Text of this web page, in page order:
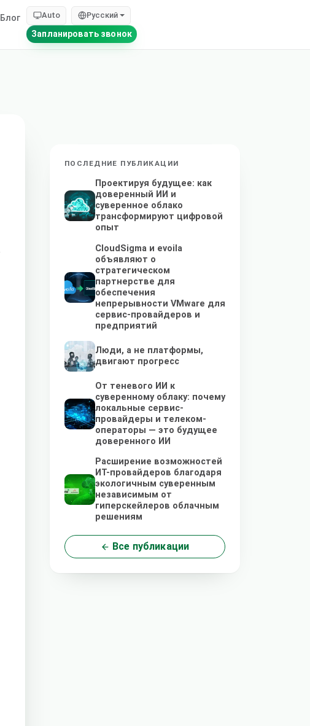
Блог Auto Русский
Запланировать звонок
ПОСЛЕДНИЕ ПУБЛИКАЦИИ
Проектируя будущее: как
доверенный ИИ и
суверенное облако
трансформируют цифровой
опыт
CloudSigma и evoila
объявляют о
стратегическом
партнерстве для
обеспечения
непрерывности VMware для
сервис-провайдеров и
предприятий
Люди, а не платформы,
двигают прогресс
От теневого ИИ к
суверенному облаку: почему
локальные сервис-
провайдеры и телеком-
операторы — это будущее
доверенного ИИ
Расширение возможностей
ИТ-провайдеров благодаря
экологичным суверенным
независимым от
гиперскейлеров облачным
решениям
Все публикации